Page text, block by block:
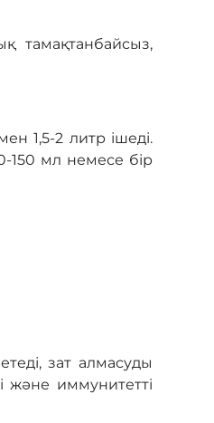
тамақтанбайсыз,
1,5-2 литр ішеді.
150 мл немесе бір
зат алмасуды
және иммунитетті